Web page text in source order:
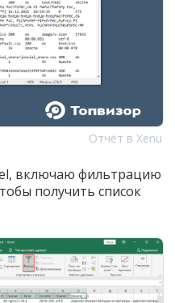
Отчёт в Xenu
включаю фильтрацию
получить список